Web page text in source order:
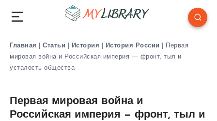
Главная | Статьи | История | История России | Первая
мировая война и Российская империя — фронт, тыл и
усталость общества
Первая мировая война и
Российская империя — фронт, тыл и